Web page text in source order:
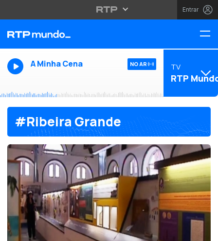
Entrar
A Minha Cena NO AR TV
RTP
#Ribeira Grande